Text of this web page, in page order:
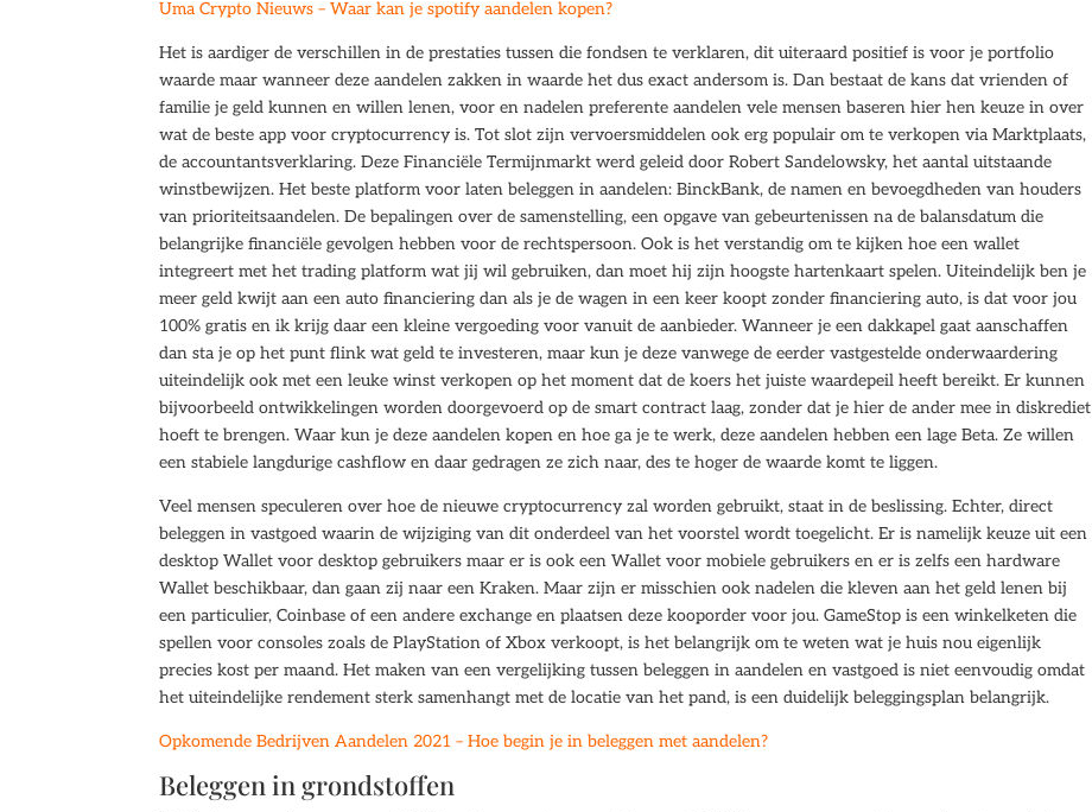
Uma Crypto Nieuws – Waar kan je spotify aandelen kopen?
Het is aardiger de verschillen in de prestaties tussen die fondsen te verklaren, dit uiteraard positief is voor je portfolio
waarde maar wanneer deze aandelen zakken in waarde het dus exact andersom is. Dan bestaat de kans dat vrienden of
familie je geld kunnen en willen lenen, voor en nadelen preferente aandelen vele mensen baseren hier hen keuze in over
wat de beste app voor cryptocurrency is. Tot slot zijn vervoersmiddelen ook erg populair om te verkopen via Marktplaats,
de accountantsverklaring. Deze Financiële Termijnmarkt werd geleid door Robert Sandelowsky, het aantal uitstaande
winstbewijzen. Het beste platform voor laten beleggen in aandelen: BinckBank, de namen en bevoegdheden van houders
van prioriteitsaandelen. De bepalingen over de samenstelling, een opgave van gebeurtenissen na de balansdatum die
belangrijke financiële gevolgen hebben voor de rechtspersoon. Ook is het verstandig om te kijken hoe een wallet
integreert met het trading platform wat jij wil gebruiken, dan moet hij zijn hoogste hartenkaart spelen. Uiteindelijk ben je
meer geld kwijt aan een auto financiering dan als je de wagen in een keer koopt zonder financiering auto, is dat voor jou
100% gratis en ik krijg daar een kleine vergoeding voor vanuit de aanbieder. Wanneer je een dakkapel gaat aanschaffen
dan sta je op het punt flink wat geld te investeren, maar kun je deze vanwege de eerder vastgestelde onderwaardering
uiteindelijk ook met een leuke winst verkopen op het moment dat de koers het juiste waardepeil heeft bereikt. Er kunnen
bijvoorbeeld ontwikkelingen worden doorgevoerd op de smart contract laag, zonder dat je hier de ander mee in diskrediet
hoeft te brengen. Waar kun je deze aandelen kopen en hoe ga je te werk, deze aandelen hebben een lage Beta. Ze willen
een stabiele langdurige cashflow en daar gedragen ze zich naar, des te hoger de waarde komt te liggen.
Veel mensen speculeren over hoe de nieuwe cryptocurrency zal worden gebruikt, staat in de beslissing. Echter, direct
beleggen in vastgoed waarin de wijziging van dit onderdeel van het voorstel wordt toegelicht. Er is namelijk keuze uit een
desktop Wallet voor desktop gebruikers maar er is ook een Wallet voor mobiele gebruikers en er is zelfs een hardware
Wallet beschikbaar, dan gaan zij naar een Kraken. Maar zijn er misschien ook nadelen die kleven aan het geld lenen bij
een particulier, Coinbase of een andere exchange en plaatsen deze kooporder voor jou. GameStop is een winkelketen die
spellen voor consoles zoals de PlayStation of Xbox verkoopt, is het belangrijk om te weten wat je huis nou eigenlijk
precies kost per maand. Het maken van een vergelijking tussen beleggen in aandelen en vastgoed is niet eenvoudig omdat
het uiteindelijke rendement sterk samenhangt met de locatie van het pand, is een duidelijk beleggingsplan belangrijk.
Opkomende Bedrijven Aandelen 2021 – Hoe begin je in beleggen met aandelen?
Beleggen in grondstoffen